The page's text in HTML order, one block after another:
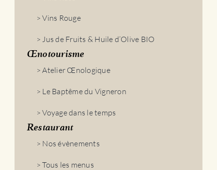
> Vins Rouge
> Jus de Fruits & Huile d’Olive BIO
Œnotourisme
> Atelier Œnologique
> Le Baptême du Vigneron
> Voyage dans le temps
Restaurant
> Nos évènements
> Tous les menus